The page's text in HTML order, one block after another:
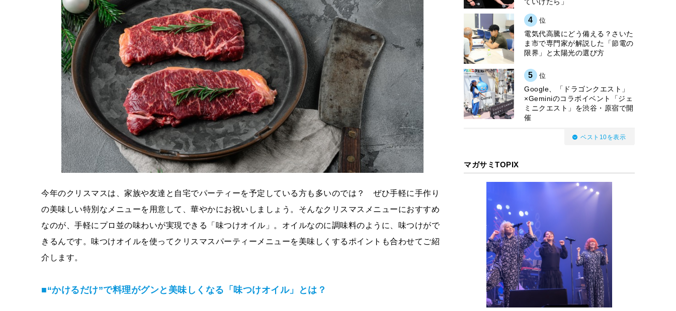
今年のクリスマスは、家族や友達と自宅でパーティーを予定している方も多いのでは？ ぜひ手軽に手作り
の美味しい特別なメニューを用意して、華やかにお祝いしましょう。そんなクリスマスメニューにおすすめ
なのが、手軽にプロ並の味わいが実現できる「味つけオイル」。オイルなのに調味料のように、味つけがで
きるんです。味つけオイルを使ってクリスマスパーティーメニューを美味しくするポイントも合わせてご紹
介します。
■“かけるだけ”で料理がグンと美味しくなる「味つけオイル」とは？
4 位
電気代高騰にどう備える？さいた
ま市で専門家が解説した「節電の
限界」と太陽光の選び方
5 位
Google、「ドラゴンクエスト」
×Geminiのコラボイベント「ジェ
ミニクエスト」を渋谷・原宿で開
催
ベスト10を表示
マガサミTOPIX